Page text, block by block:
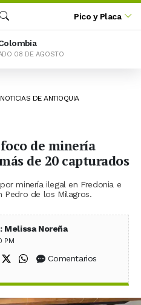
Pico y Placa
08 DE AGOSTO
NOTICIAS DE ANTIOQUIA
de minería
de 20 capturados
minería ilegal en Fredonia e
Pedro de los Milagros.
Melissa Noreña
PM
en Facebook
Compartir en X (Twitter)
Compartir en WhatsApp
Comentarios